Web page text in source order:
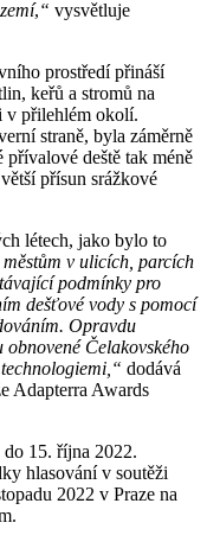
,“ vysvětluje
prostředí přináší
keřů a stromů na
v přilehlém okolí.
straně, byla záměrně
deště tak méně
přísun srážkové
létech, jako bylo to
v ulicích, parcích
podmínky pro
dešťové vody s pomocí
Opravdu
Čelakovského
dodává
Adapterra Awards
15. října 2022.
hlasování v soutěži
2022 v Praze na